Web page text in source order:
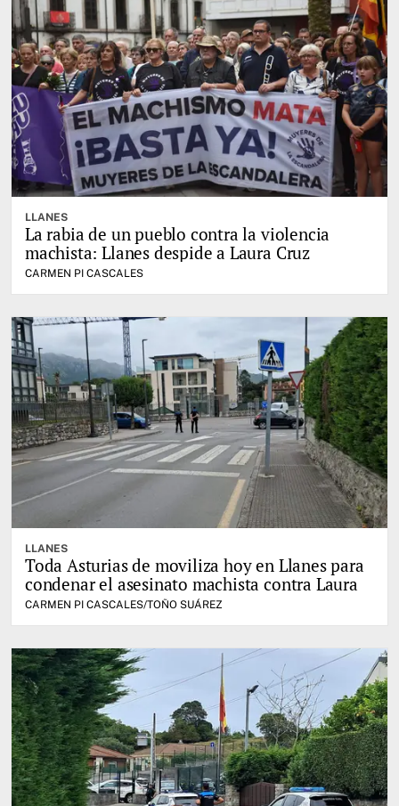
LLANES
La rabia de un pueblo contra la violencia
machista: Llanes despide a Laura Cruz
CARMEN PI CASCALES
LLANES
Toda Asturias de moviliza hoy en Llanes para
condenar el asesinato machista contra Laura
CARMEN PI CASCALES/TOÑO SUÁREZ